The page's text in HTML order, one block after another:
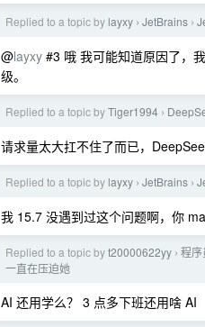
Replied to a topic by layxy › JetBrains ›
@layxy #3 哦 我可能知道原因了，
级。
Replied to a topic byTiger1994 ›
请求量太大扛不住了而已，
Replied to a topic by layxy › JetBrains ›
我 15.7 没遇到过这个问题啊，你
Replied to a topic byt20000622yy › 程序
一直在压迫她
AI 还用学么？ 3 点多下班还用啥 AI